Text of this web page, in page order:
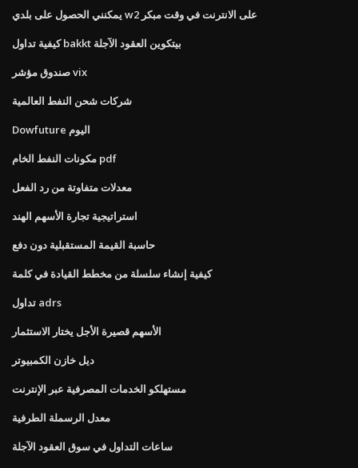
يمكنني الحصول على بلدي w2 على الانترنت في وقت مبكر
كيفية تداول bakkt بيتكوين العقود الآجلة
صندوق مؤشر vix
شركات شحن النفط العالمية
Dowfuture اليوم
مكونات النفط الخام pdf
معدلات متفاوتة من رد الفعل
استراتيجية تجارة الأسهم الهند
حاسبة القيمة المستقبلية دون دفع
كيفية إنشاء سلسلة من مخطط القيادة في كلمة
تداول adrs
الأسهم قصيرة الأجل يختار الاستثمار
ديل خازن الكمبيوتر
مستهلكو الخدمات المصرفية عبر الإنترنت
معدل الرسملة الطرفية
ساعات التداول في سوق العقود الآجلة